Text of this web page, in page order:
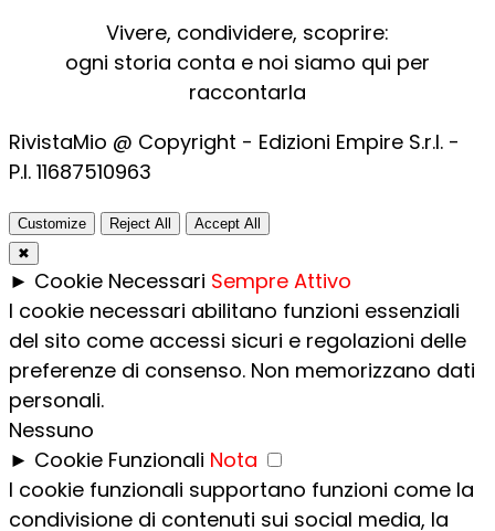
Vivere, condividere, scoprire:
ogni storia conta e noi siamo qui per
raccontarla
RivistaMio @ Copyright - Edizioni Empire S.r.l. -
P.I. 11687510963​
Customize Reject All
Accept All
✖
► Cookie Necessari Sempre Attivo
I cookie necessari abilitano funzioni essenziali
del sito come accessi sicuri e regolazioni delle
preferenze di consenso. Non memorizzano dati
personali.
Nessuno
► Cookie Funzionali Nota
I cookie funzionali supportano funzioni come la
condivisione di contenuti sui social media, la